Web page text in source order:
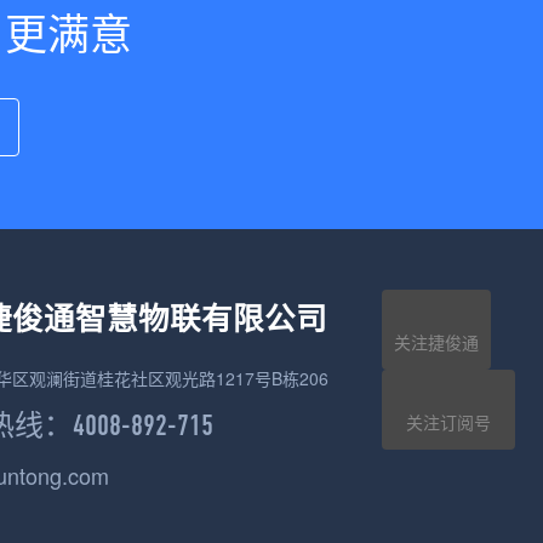
满意
俊通智慧物联有限公司
区观澜街道桂花社区观光路1217号B栋206
：4008-892-715
关注捷俊通
关注订阅号